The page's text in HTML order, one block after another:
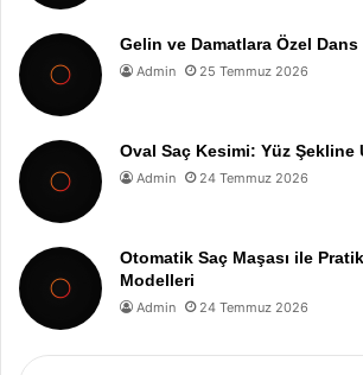
Gelin ve Damatlara Özel
Admin 25 Temmuz 2026
Oval Saç Kesimi: Yüz Şekline
Admin 24 Temmuz 2026
Otomatik Saç Maşası ile
Modelleri
Admin 24 Temmuz 2026